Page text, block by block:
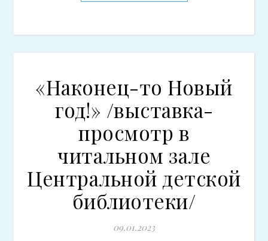
«Наконец-то Новый
год!» /выставка-
просмотр в
читальном зале
Центральной детской
библиотеки/
09.01.2023